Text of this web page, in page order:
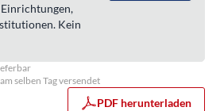
Kein
selben Tag versendet
PDF herunterladen